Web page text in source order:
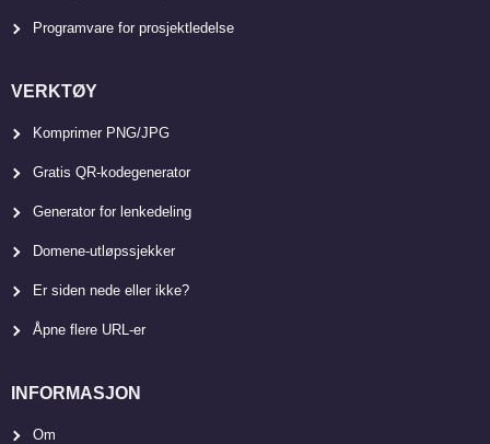
Programvare for prosjektledelse
VERKTØY
Komprimer PNG/JPG
Gratis QR-kodegenerator
Generator for lenkedeling
Domene-utløpssjekker
Er siden nede eller ikke?
Åpne flere URL-er
INFORMASJON
Om